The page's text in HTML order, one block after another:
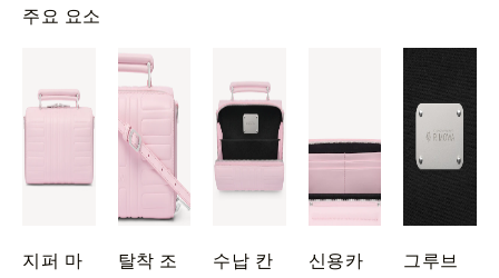
주요 요소
지퍼 마
탈착 조
수납 칸
신용카
그루브